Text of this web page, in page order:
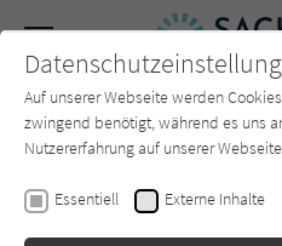
SUCHE Forum
Ruth Cremer
Auf unserer Webseite werden
zwingend benötigt, während es uns
Nutzererfahrung auf unserer
Essentiell Externe Inhalte